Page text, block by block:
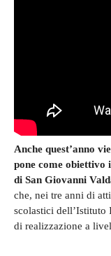
Anche quest’anno
pone come obiettivo
di San Giovanni
che, nei tre anni di
scolastici dell’Istituto
di realizzazione a